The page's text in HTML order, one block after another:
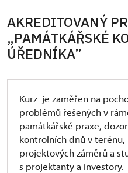
AKREDITOVANÝ
„PAMÁTKÁŘSKÉ
ÚŘEDNÍKA”
Kurz je zaměřen na
problémů řešených v
památkářské praxe,
kontrolních dnů v terénu,
projektových záměrů a
s projektanty a investory.